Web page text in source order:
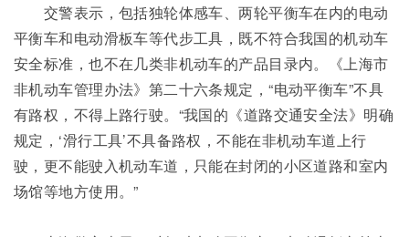
交警表示，包括独轮体感车、两轮平衡车在内的电动
平衡车和电动滑板车等代步工具，既不符合我国的机动车
安全标准，也不在几类非机动车的产品目录内。《上海市
非机动车管理办法》第二十六条规定，“电动平衡车”不具
有路权，不得上路行驶。“我国的《道路交通安全法》明确
规定，‘滑行工具’不具备路权，不能在非机动车道上行
驶，更不能驶入机动车道，只能在封闭的小区道路和室内
场馆等地方使用。”